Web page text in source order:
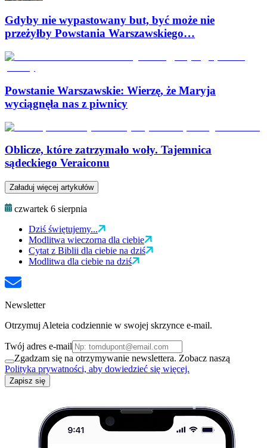
Gdyby nie wypastowany but, być może nie
przeżyłby Powstania Warszawskiego…
Powstanie Warszawskie: Wierzę, że Maryja
wyciągnęła nas z piwnicy
Oblicze, które zatrzymało woły. Tajemnica
sądeckiego Veraiconu
Załaduj więcej artykułów
czwartek 6 sierpnia
Dziś świętujemy...
Modlitwa wieczorna dla ciebie
Cytat z Biblii dla ciebie na dziś
Modlitwa dla ciebie na dziś
Newsletter
Otrzymuj Aleteia codziennie w swojej skrzynce e-mail.
Twój adres e-mail
Zgadzam się na otrzymywanie newslettera. Zobacz naszą
Polityka prywatności, aby dowiedzieć się więcej.
Zapisz się